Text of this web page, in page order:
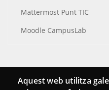
Mattermost Punt TIC
Moodle CampusLab
Connecta
Aquest web utilitza